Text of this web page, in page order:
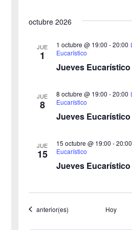
octubre 2026
JUE
1
Jueves Eucarístico
1 octubre @ 19:00 -20:00
Eucarístico
JUE
8
Jueves Eucarístico
8 octubre @ 19:00 -20:00
Eucarístico
JUE
15
Jueves Eucarístico
15 octubre @ 19:00 -20:00
Eucarístico
Eventos
anterior(es) Hoy